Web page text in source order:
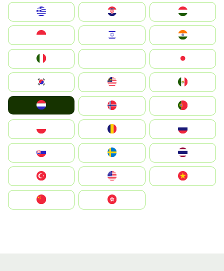
Magyarország
South Korea
United States
中國香港特別行政區